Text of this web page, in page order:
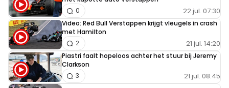
John Van Den Elshout
7 mei 17:20
Dit bericht is aangepast door de redactie.
22 jul. 07:30
0
Video: Red Bull Verstappen krijgt vleugels in crash
met Hamilton
21 jul. 14:20
2
Piastri faalt hopeloos achter het stuur bij Jeremy
Clarkson
21 jul. 08:45
3